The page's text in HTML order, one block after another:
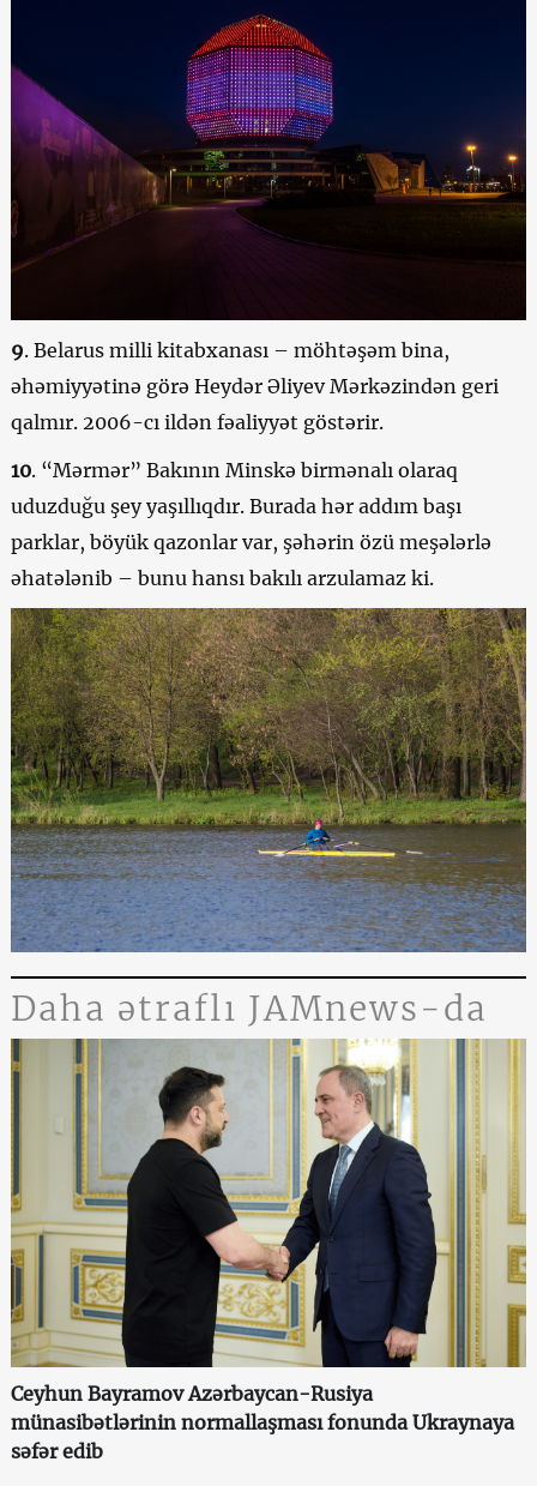
9. Belarus milli kitabxanası – möhtəşəm bina,
əhəmiyyətinə görə Heydər Əliyev Mərkəzindən geri
qalmır. 2006-cı ildən fəaliyyət göstərir.
10. “Mərmər” Bakının Minskə birmənalı olaraq
uduzduğu şey yaşıllıqdır. Burada hər addım başı
parklar, böyük qazonlar var, şəhərin özü meşələrlə
əhatələnib – bunu hansı bakılı arzulamaz ki.
Daha ətraflı JAMnews-da
Ceyhun Bayramov Azərbaycan-Rusiya
münasibətlərinin normallaşması fonunda Ukraynaya
səfər edib